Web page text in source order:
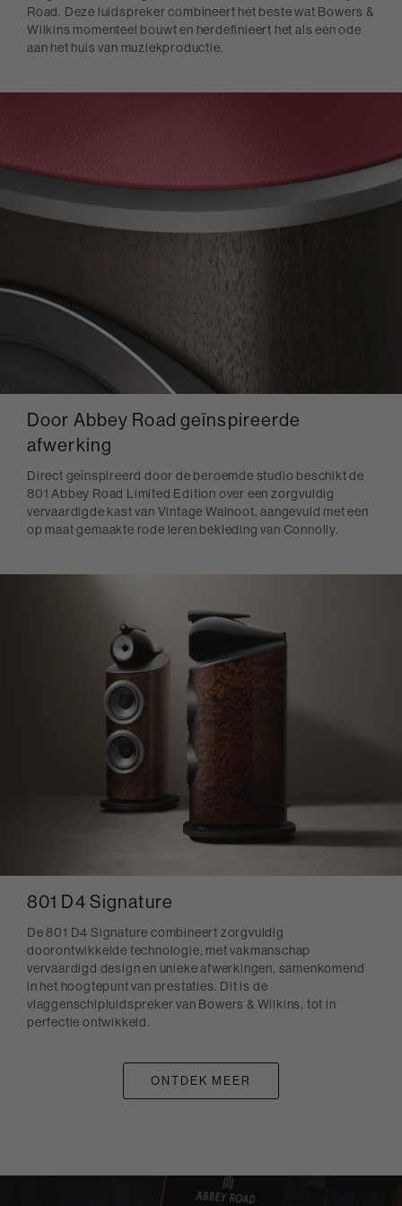
Road. Deze luidspreker combineert het beste wat Bowers &
Wilkins momenteel bouwt en herdefinieert het als een ode
aan het huis van muziekproductie.
Door Abbey Road geïnspireerde
afwerking
Direct geïnspireerd door de beroemde studio beschikt de
801 Abbey Road Limited Edition over een zorgvuldig
vervaardigde kast van Vintage Walnoot, aangevuld met een
op maat gemaakte rode leren bekleding van Connolly.
801 D4 Signature
De 801 D4 Signature combineert zorgvuldig
doorontwikkelde technologie, met vakmanschap
vervaardigd design en unieke afwerkingen, samenkomend
in het hoogtepunt van prestaties. Dit is de
vlaggenschipluidspreker van Bowers & Wilkins, tot in
perfectie ontwikkeld.
ONTDEK MEER